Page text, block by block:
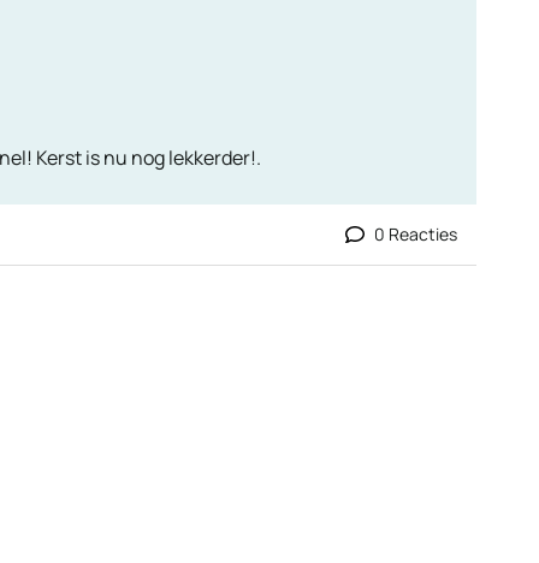
Kerst is nu nog lekkerder!.
0 Reacties